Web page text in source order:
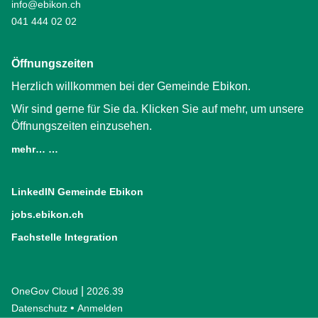
info@ebikon.ch
041 444 02 02
Öffnungszeiten
Herzlich willkommen bei der Gemeinde Ebikon.
Wir sind gerne für Sie da. Klicken Sie auf mehr, um unsere
Öffnungszeiten einzusehen.
mehr… …
LinkedIN Gemeinde Ebikon
jobs.ebikon.ch
Fachstelle Integration
OneGov Cloud (External Link)
2026.39
Datenschutz (External Link)
Anmelden